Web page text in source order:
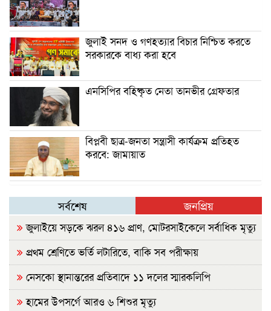
জুলাই সনদ ও গণহত্যার বিচার নিশ্চিত করতে
সরকারকে বাধ্য করা হবে
এনসিপির বহিষ্কৃত নেতা তানভীর গ্রেফতার
বিপ্লবী ছাত্র-জনতা সন্ত্রাসী কার্যক্রম প্রতিহত
করবে: জামায়াত
সর্বশেষ জনপ্রিয়
জুলাইয়ে সড়কে ঝরল ৪১৬ প্রাণ, মোটরসাইকেলে সর্বাধিক মৃত্যু
প্রথম শ্রেণিতে ভর্তি লটারিতে, বাকি সব পরীক্ষায়
নেসকো স্থানান্তরের প্রতিবাদে ১১ দলের স্মারকলিপি
হামের উপসর্গে আরও ৬ শিশুর মৃত্যু